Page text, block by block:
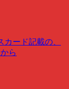
カード記載の、
ら